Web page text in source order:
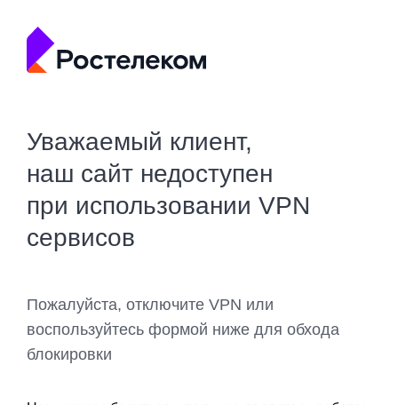
Уважаемый клиент,
наш сайт недоступен
при использовании VPN
сервисов
Пожалуйста, отключите VPN или
воспользуйтесь формой ниже для обхода
блокировки